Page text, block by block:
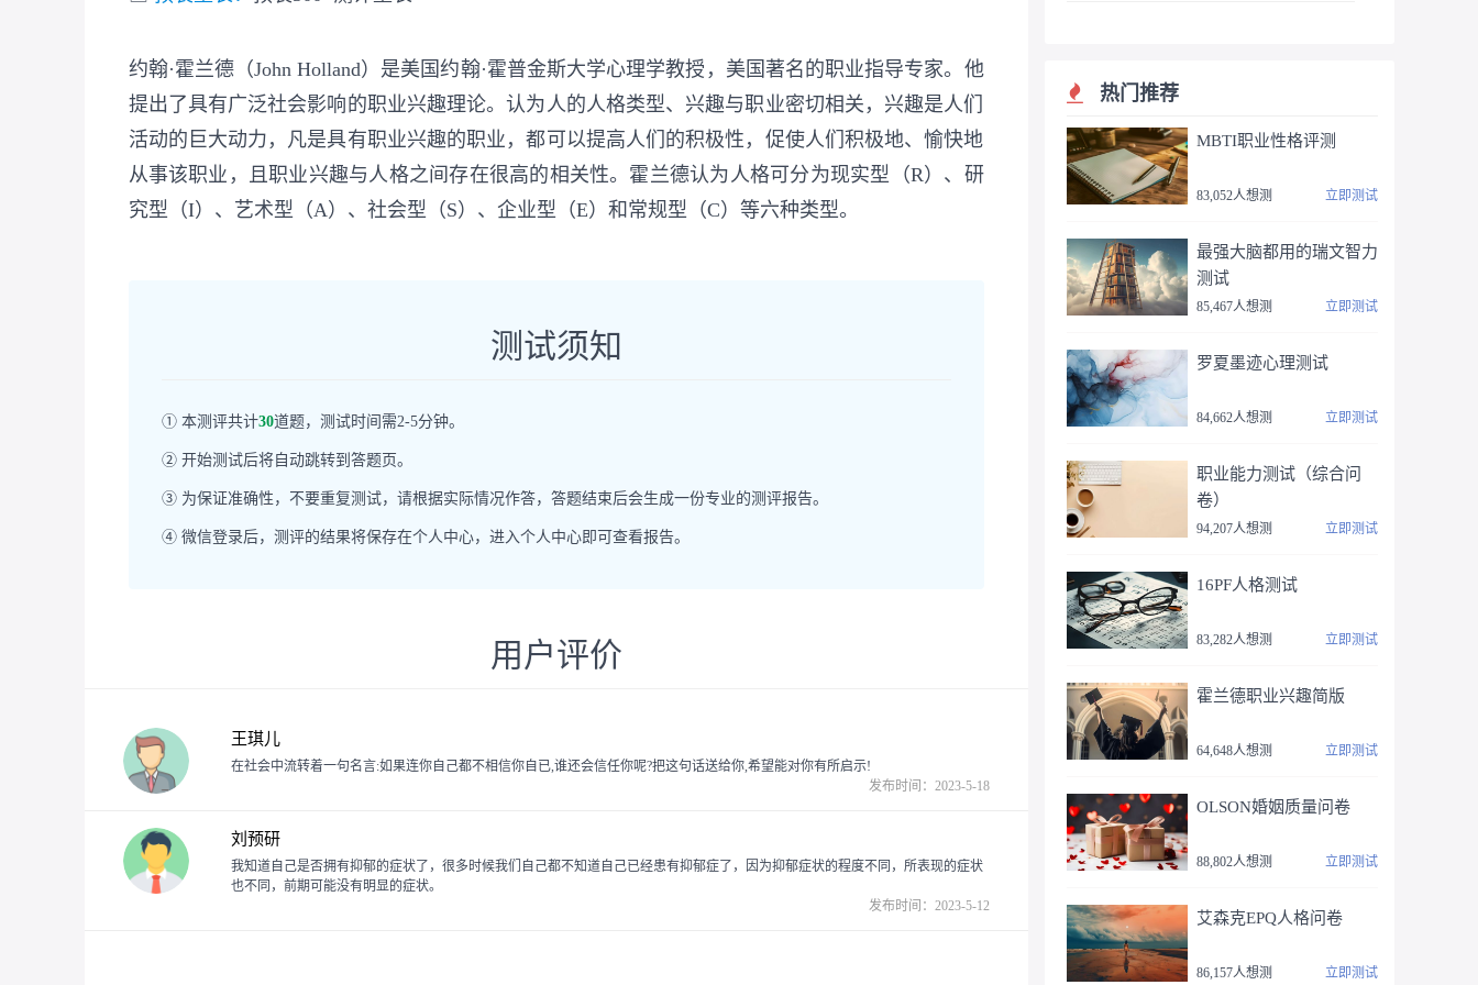
约翰·霍兰德（John Holland）是美国约翰·霍普金斯大学心理学教授，美国著名的职业指导专家。他
提出了具有广泛社会影响的职业兴趣理论。认为人的人格类型、兴趣与职业密切相关，兴趣是人们
活动的巨大动力，凡是具有职业兴趣的职业，都可以提高人们的积极性，促使人们积极地、愉快地
从事该职业，且职业兴趣与人格之间存在很高的相关性。霍兰德认为人格可分为现实型（R）、研
究型（I）、艺术型（A）、社会型（S）、企业型（E）和常规型（C）等六种类型。
测试须知
① 本测评共计30道题，测试时间需2-5分钟。
② 开始测试后将自动跳转到答题页。
③ 为保证准确性，不要重复测试，请根据实际情况作答，答题结束后会生成一份专业的测评报告。
④ 微信登录后，测评的结果将保存在个人中心，进入个人中心即可查看报告。
用户评价
王琪儿
在社会中流转着一句名言:如果连你自己都不相信你自已,谁还会信任你呢?把这句话送给你,希望能对你有所启示!
发布时间：2023-5-18
刘预研
我知道自己是否拥有抑郁的症状了，很多时候我们自己都不知道自己已经患有抑郁症了，因为抑郁症状的程度不同，所表现的症状
也不同，前期可能没有明显的症状。
发布时间：2023-5-12
热门推荐
MBTI职业性格评测
83,052人想测 立即测试
最强大脑都用的瑞文智力
测试
85,467人想测 立即测试
罗夏墨迹心理测试
84,662人想测 立即测试
职业能力测试（综合问
卷）
94,207人想测 立即测试
16PF人格测试
83,282人想测 立即测试
霍兰德职业兴趣简版
64,648人想测 立即测试
OLSON婚姻质量问卷
88,802人想测 立即测试
艾森克EPQ人格问卷
86,157人想测 立即测试